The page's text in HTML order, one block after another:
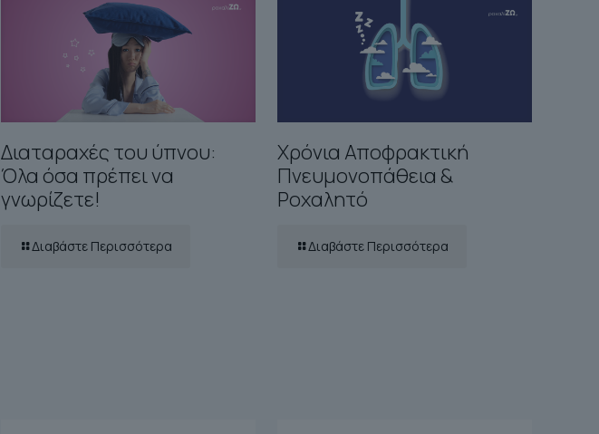
Διαταραχές του ύπνου:
Όλα όσα πρέπει να
γνωρίζετε!
Διαβάστε Περισσότερα
Χρόνια Αποφρακτική
Πνευμονοπάθεια &
Ροχαλητό
Διαβάστε Περισσότερα